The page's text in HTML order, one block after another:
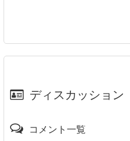
ディスカッション
コメント一覧